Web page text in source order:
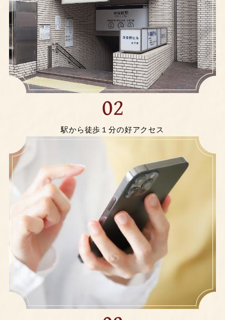
駅から徒歩１分の好アクセス